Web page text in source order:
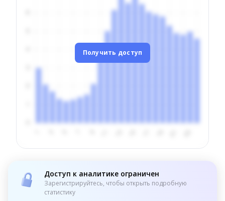
Получить доступ
Доступ к аналитике ограничен
Зарегистрируйтесь, чтобы открыть подробную
статистику